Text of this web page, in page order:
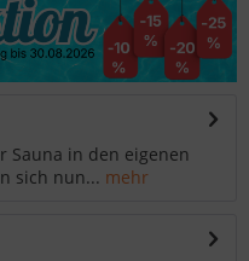
Sauna in den eigenen
sich nun... mehr